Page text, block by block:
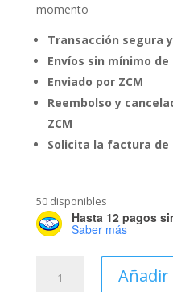
momento
Transacción segura
Envíos sin mínimo de
Enviado por ZCM
Reembolso y
ZCM
Solicita la factura de
50 disponibles
Hasta 12 pagos
Saber más
Económica